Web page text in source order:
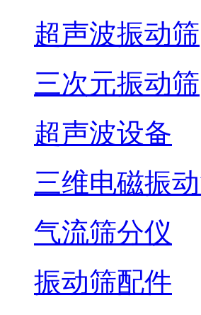
超声波振动筛
三次元振动筛
超声波设备
三维电磁振
气流筛分仪
振动筛配件